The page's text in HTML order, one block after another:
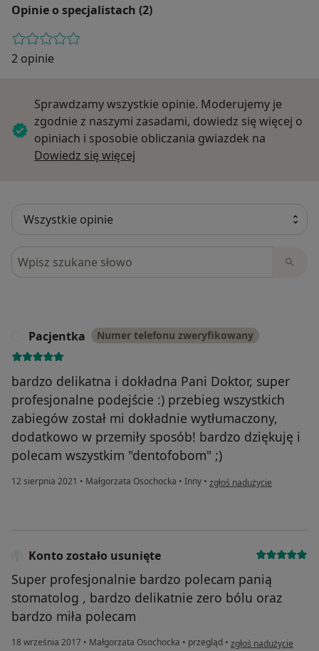
Opinie o specjalistach (2)
2 opinie
Sprawdzamy wszystkie opinie. Moderujemy je
zgodnie z naszymi zasadami, dowiedz się więcej o
opiniach i sposobie obliczania gwiazdek na
Dowiedz się więcej
Szukaj w opiniach
Pacjentka Numer telefonu zweryfikowany
bardzo delikatna i dokładna Pani Doktor, super
profesjonalne podejście :) przebieg wszystkich
zabiegów został mi dokładnie wytłumaczony,
dodatkowo w przemiły sposób! bardzo dziękuję i
polecam wszystkim "dentofobom" ;)
12 sierpnia 2021 • Małgorzata Osochocka • Inny • w opinii użytkownika
zgłoś nadużycie
Konto zostało usunięte
Super profesjonalnie bardzo polecam panią
stomatolog , bardzo delikatnie zero bólu oraz
bardzo miła polecam
18 września 2017 • Małgorzata Osochocka • przegląd • w opinii użytkownika
zgłoś nadużycie